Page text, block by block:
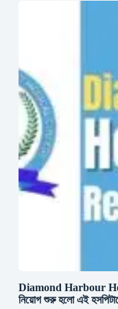
Diamond Harbour
নিয়োগ শুরু হলো এই